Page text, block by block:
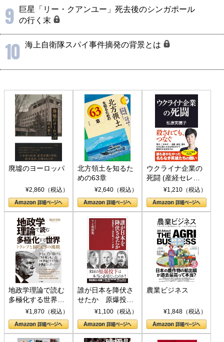
9
巨星「リー・クアンユー」死去後のシンガポール
の行く末
10 海上自衛隊スパイ事件摘発の背景とは
廃墟のヨーロッパ
¥2,860（税込）
北方領土を知るた
めの63章
¥2,640（税込）
ウクライナ企業の
死闘 (産経セレク
ト S 039)¥1,210（税込）
地政学理論で読む
多極化する世界：
トランプとBRICS
の挑戦
¥1,870（税込）
誰が日本を降伏さ
せたか 原爆投
下、ソ連参戦、そ
して聖断 (PHP新
書)
¥1,100（税込）
農業ビジネス
¥1,848（税込）